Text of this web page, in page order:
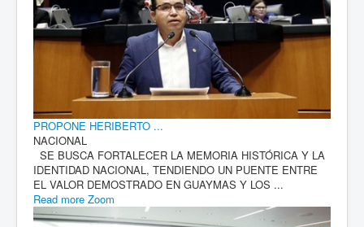
PROPONE HERIBERTO ...
NACIONAL
SE BUSCA FORTALECER LA MEMORIA HISTÓRICA Y LA
IDENTIDAD NACIONAL, TENDIENDO UN PUENTE ENTRE
EL VALOR DEMOSTRADO EN GUAYMAS Y LOS ...
Read more Zoom